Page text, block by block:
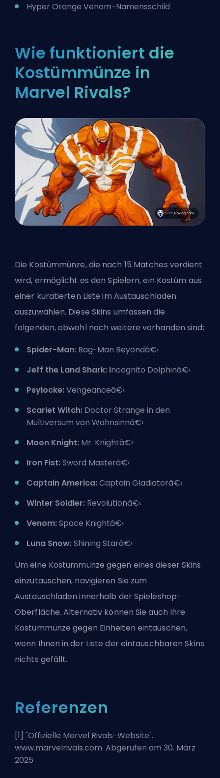
Hyper Orange Venom-Namensschild
Wie funktioniert die
Kostümmünze in
Marvel Rivals?
Die Kostümmünze, die nach 15 Matches verdient
wird, ermöglicht es den Spielern, ein Kostüm aus
einer kuratierten Liste im Austauschladen
auszuwählen. Diese Skins umfassen die
folgenden, obwohl noch weitere vorhanden sind:
Spider-Man: Bag-Man Beyondâ€‹
Jeff the Land Shark: Incognito Dolphinâ€‹
Psylocke:Vengeanceâ€‹
Scarlet Witch: Doctor Strange in den
Multiversum von Wahnsinnâ€‹
Moon Knight: Mr. Knightâ€‹
Iron Fist:Sword Masterâ€‹
Captain America:Captain Gladiatorâ€‹
Winter Soldier: Revolutionâ€‹
Venom:Space Knightâ€‹
Luna Snow:Shining Starâ€‹
Um eine Kostümmünze gegen eines dieser Skins
einzutauschen, navigieren Sie zum
Austauschladen innerhalb der Spieleshop-
Oberfläche. Alternativ können Sie auch Ihre
Kostümmünze gegen Einheiten eintauschen,
wenn Ihnen in der Liste der eintauschbaren Skins
nichts gefällt.
Referenzen
[1] "Offizielle Marvel Rivals-Website".
www.marvelrivals.com. Abgerufen am 30. März
2025